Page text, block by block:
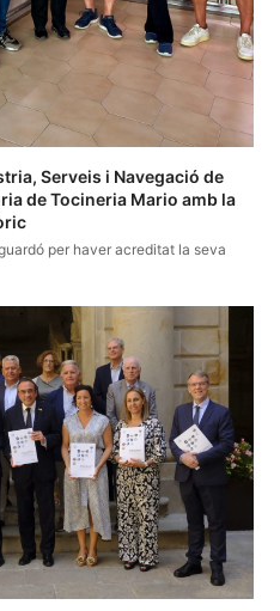
Serveis i Navegació de
de Tocineria Mario amb la
per haver acreditat la seva